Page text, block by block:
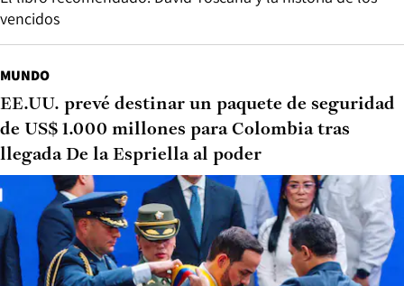
vencidos
MUNDO
EE.UU. prevé destinar un paquete de seguridad
de US$ 1.000 millones para Colombia tras
llegada De la Espriella al poder